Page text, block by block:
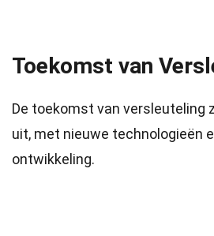
Toekomst van
De toekomst van versleuteling
uit, met nieuwe technologieën
ontwikkeling.